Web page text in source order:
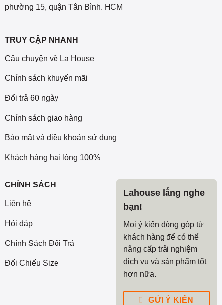
phường 15, quận Tân Bình. HCM
TRUY CẬP NHANH
Câu chuyện về La House
Chính sách khuyến mãi
Đổi trả 60 ngày
Chính sách giao hàng
Bảo mật và điều khoản sử dụng
Khách hàng hài lòng 100%
CHÍNH SÁCH
Liên hệ
Hỏi đáp
Chính Sách Đổi Trả
Đối Chiếu Size
Lahouse lắng nghe
bạn!
Mọi ý kiến đóng góp từ
khách hàng để có thể
nâng cấp trải nghiệm
dịch vụ và sản phẩm tốt
hơn nữa.
GỬI Ý KIẾN